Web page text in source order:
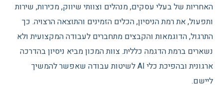
האחריות של בעלי עסקים, מנהלים וצוותי שיווק, מכירות, שירות
ותפעול, את רמת הניסיון, הכלים הזמינים והתוצאה הרצויה. כך
התרגול, הדוגמאות והקבצים מתחברים לעבודה המקצועית ולא
נשארים ברמת הדגמה כללית. צוות המכון מביא ניסיון בהדרכה
ארגונית ובהפיכת כלי AI לשיטות עבודה שאפשר להמשיך
ליישם.